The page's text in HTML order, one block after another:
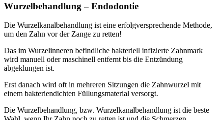
Wurzelbehandlung – Endodontie
Die Wurzelkanalbehandlung ist eine erfolgversprechende Methode,
um den Zahn vor der Zange zu retten!
Das im Wurzelinneren befindliche bakteriell infizierte Zahnmark
wird manuell oder maschinell entfernt bis die Entzündung
abgeklungen ist.
Erst danach wird oft in mehreren Sitzungen die Zahnwurzel mit
einem bakteriendichten Füllungsmaterial versorgt.
Die Wurzelbehandlung, bzw. Wurzelkanalbehandlung ist die beste